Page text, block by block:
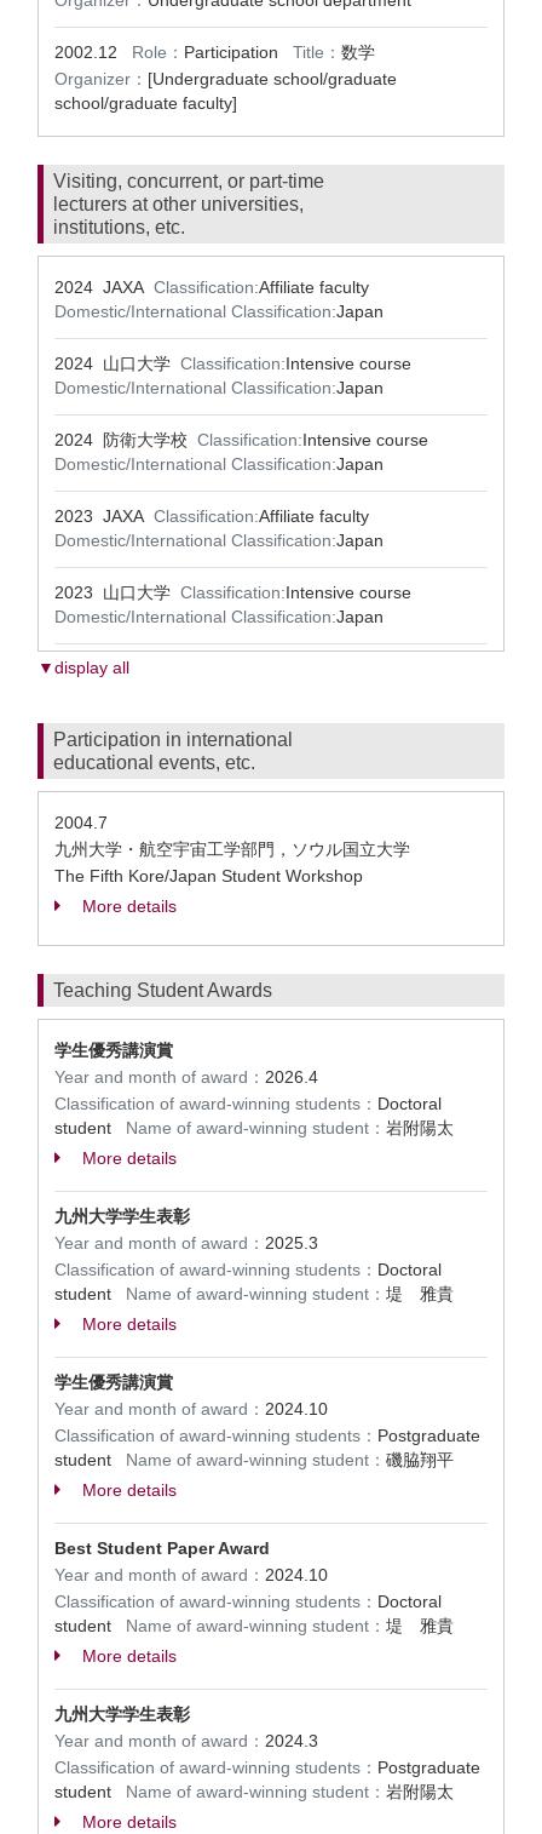
2002.12 Role： Participation Title： 数学
Organizer： [Undergraduate school/graduate
school/graduate faculty]
Visiting, concurrent, or part-time
lecturers at other universities,
institutions, etc.
2024 JAXA Classification:Affiliate faculty
Domestic/International Classification:Japan
2024 山口大学 Classification:Intensive course
Domestic/International Classification:Japan
2024 防衛大学校 Classification:Intensive course
Domestic/International Classification:Japan
2023 JAXA Classification:Affiliate faculty
Domestic/International Classification:Japan
2023 山口大学 Classification:Intensive course
Domestic/International Classification:Japan
▼display all
Participation in international
educational events, etc.
2004.7
九州大学・航空宇宙工学部門，ソウル国立大学
The Fifth Kore/Japan Student Workshop
More details
Teaching Student Awards
学生優秀講演賞
Year and month of award： 2026.4
Classification of award-winning students： Doctoral
student Name of award-winning student： 岩附陽太
More details
九州大学学生表彰
Year and month of award： 2025.3
Classification of award-winning students： Doctoral
student Name of award-winning student： 堤 雅貴
More details
学生優秀講演賞
Year and month of award： 2024.10
Classification of award-winning students： Postgraduate
student Name of award-winning student： 磯脇翔平
More details
Best Student Paper Award
Year and month of award： 2024.10
Classification of award-winning students： Doctoral
student Name of award-winning student： 堤 雅貴
More details
九州大学学生表彰
Year and month of award： 2024.3
Classification of award-winning students： Postgraduate
student Name of award-winning student： 岩附陽太
More details